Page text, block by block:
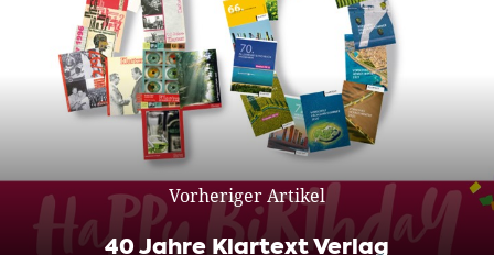
Vorheriger Artikel
40 Jahre Klartext Verlag